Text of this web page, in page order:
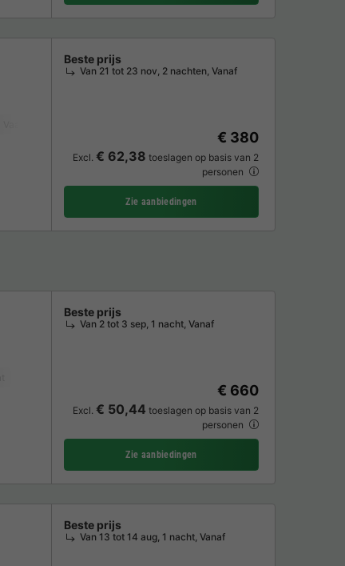
Beste prijs
Van 21 tot 23 nov, 2 nachten, Vanaf
€ 380
Excl. € 62,38 toeslagen op basis van 2
personen
Zie aanbiedingen
Beste prijs
Van 2 tot 3 sep, 1 nacht, Vanaf
€ 660
Excl. € 50,44 toeslagen op basis van 2
personen
Zie aanbiedingen
Beste prijs
Van 13 tot 14 aug, 1 nacht, Vanaf